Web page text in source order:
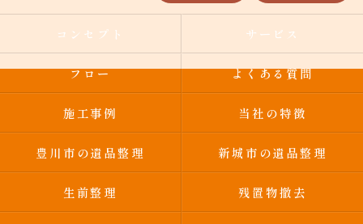
コンセプト サービス
フロー よくある質問
施工事例 当社の特徴
豊川市の遺品整理 新城市の遺品整理
生前整理 残置物撤去